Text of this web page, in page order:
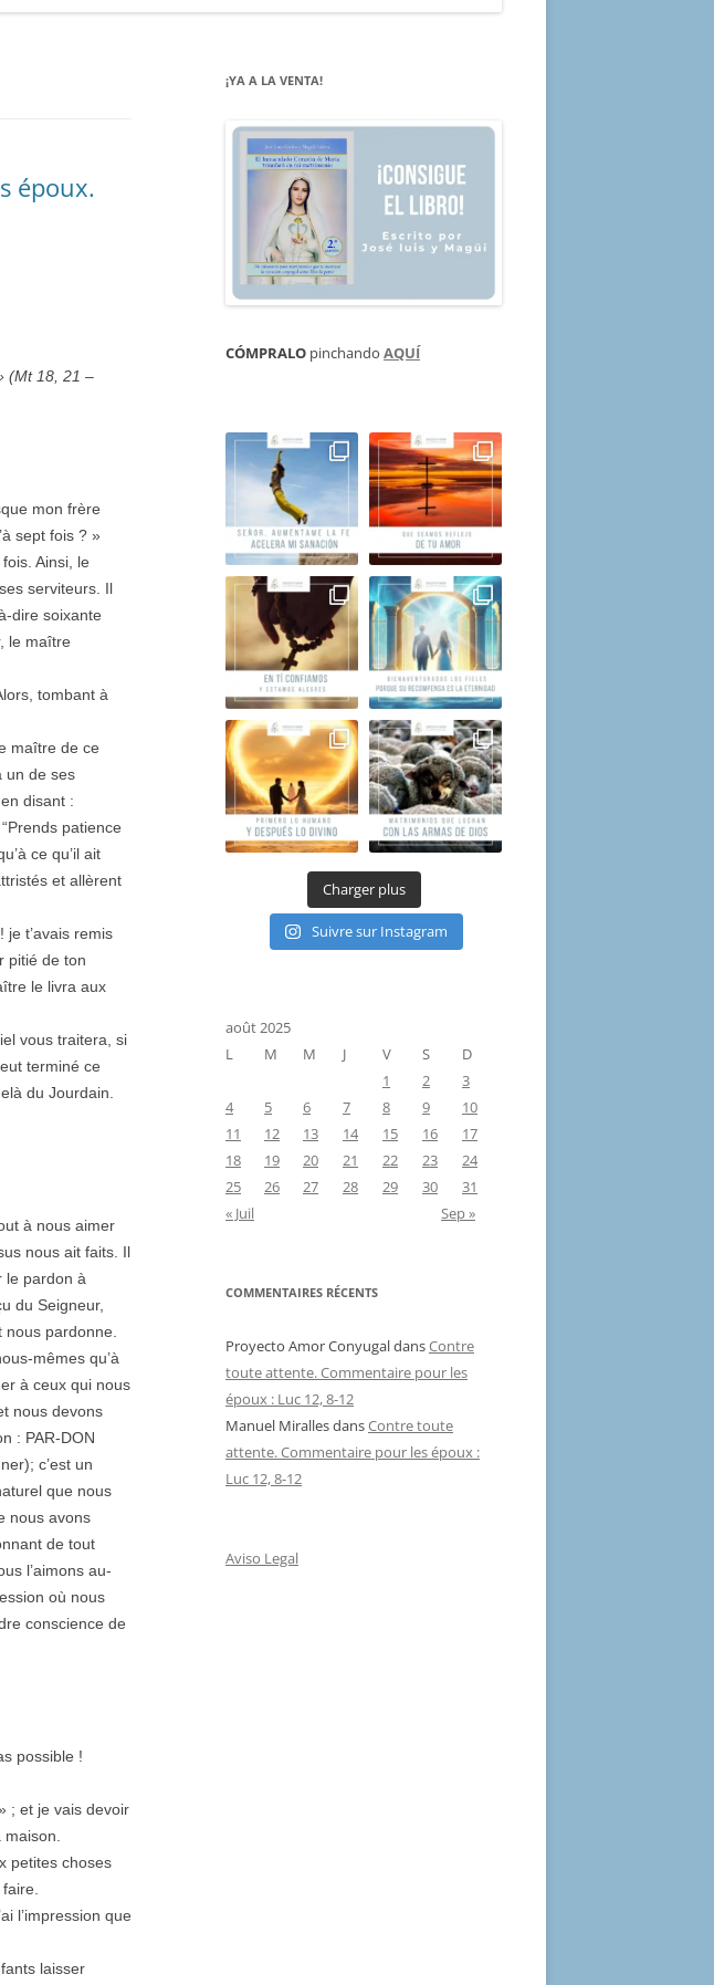
époux.
(Mt 18, 21 –
mon frère
sept fois ? »
Ainsi, le
serviteurs. Il
dire soixante
le maître
tombant à
maître de ce
un de ses
disant :
patience
ce qu’il ait
et allèrent
je t’avais remis
pitié de ton
le livra aux
vous traitera, si
terminé ce
du Jourdain.
à nous aimer
nous ait faits. Il
le pardon à
du Seigneur,
nous pardonne.
mêmes qu’à
à ceux qui nous
nous devons
: PAR-DON
c’est un
que nous
nous avons
de tout
l’aimons au-
où nous
conscience de
possible !
; et je vais devoir
maison.
petites choses
l’impression que
laisser
¡YA A LA VENTA!
CÓMPRALO pinchando AQUÍ
Charger plus
Suivre sur Instagram
août 2025
L
M M J V S
D
1
2
3
4
5 6 7 8 9
10
11
12 13 14 15 16
17
18
19 20 21 22 23
24
25
26 27 28 29 30
31
« Juil
Sep »
COMMENTAIRES RÉCENTS
Proyecto Amor ConyugaldansContre
toute attente. Commentaire pour les
époux : Luc 12, 8-12
Manuel MirallesdansContre toute
attente. Commentaire pour les époux :
Luc 12, 8-12
Aviso Legal